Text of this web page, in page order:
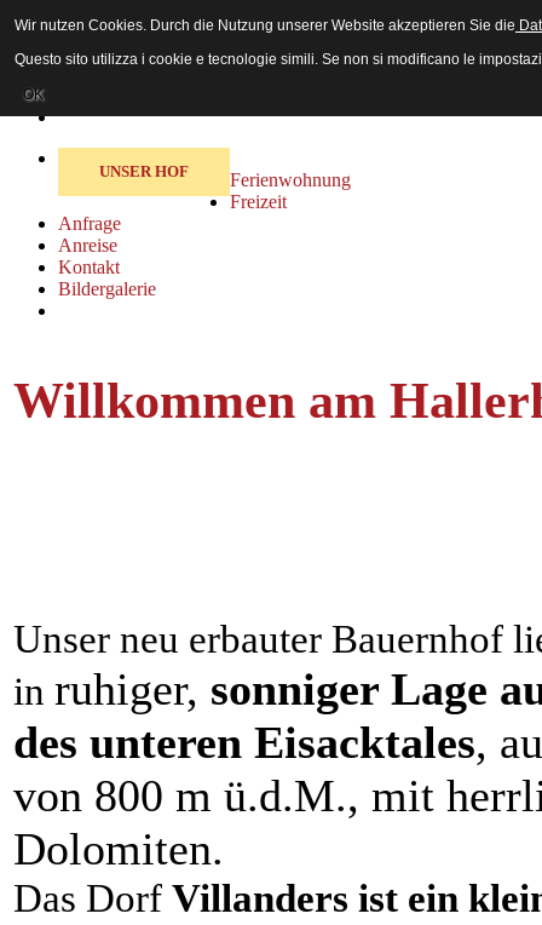
Gästebuch
Impressum
UNSER HOF
Ferienwohnung
Freizeit
Anfrage
Anreise
Kontakt
Bildergalerie
Willkommen am
Unser neu erbauter Bauernhof
in ruhiger, sonniger Lage
des unteren Eisacktales,
von 800 m ü.d.M., mit
Dolomiten.
Das Dorf Villanders ist ein
Wir nutzen Cookies. Durch die Nutzung unserer Website akzeptieren Sie die
Questo sito utilizza i cookie e tecnologie simili. Se non si modificano le
OK